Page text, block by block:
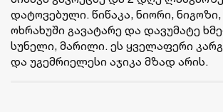
დატოვებული. წიწაკა, ნიორი,
ოხრახუში გავატარე და დავუმატე
სუნელი, მარილი. ეს ყველაფერი
და უგემრიელესი აჯიკა მზად არის.